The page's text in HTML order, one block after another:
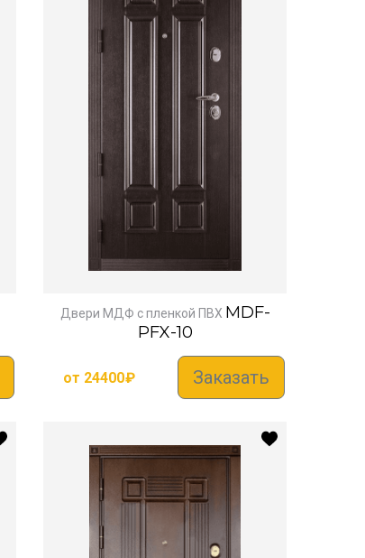
Двери МДФ с пленкой ПВХ MDF-
PFX-10
от 24400₽ Заказать